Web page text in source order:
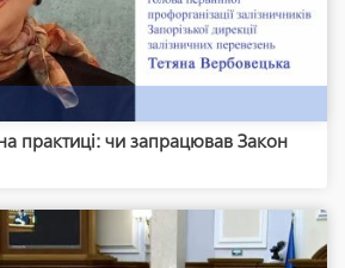
практиці: чи запрацював Закон